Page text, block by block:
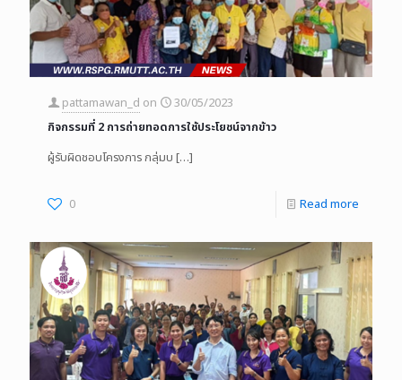
pattamawan_d on
30/05/2023
กิจกรรมที่ 2 การถ่ายทอดการใช้ประโยชน์จากข้าว
ผู้รับผิดชอบโครงการ กลุ่มบ […]
0 Read more